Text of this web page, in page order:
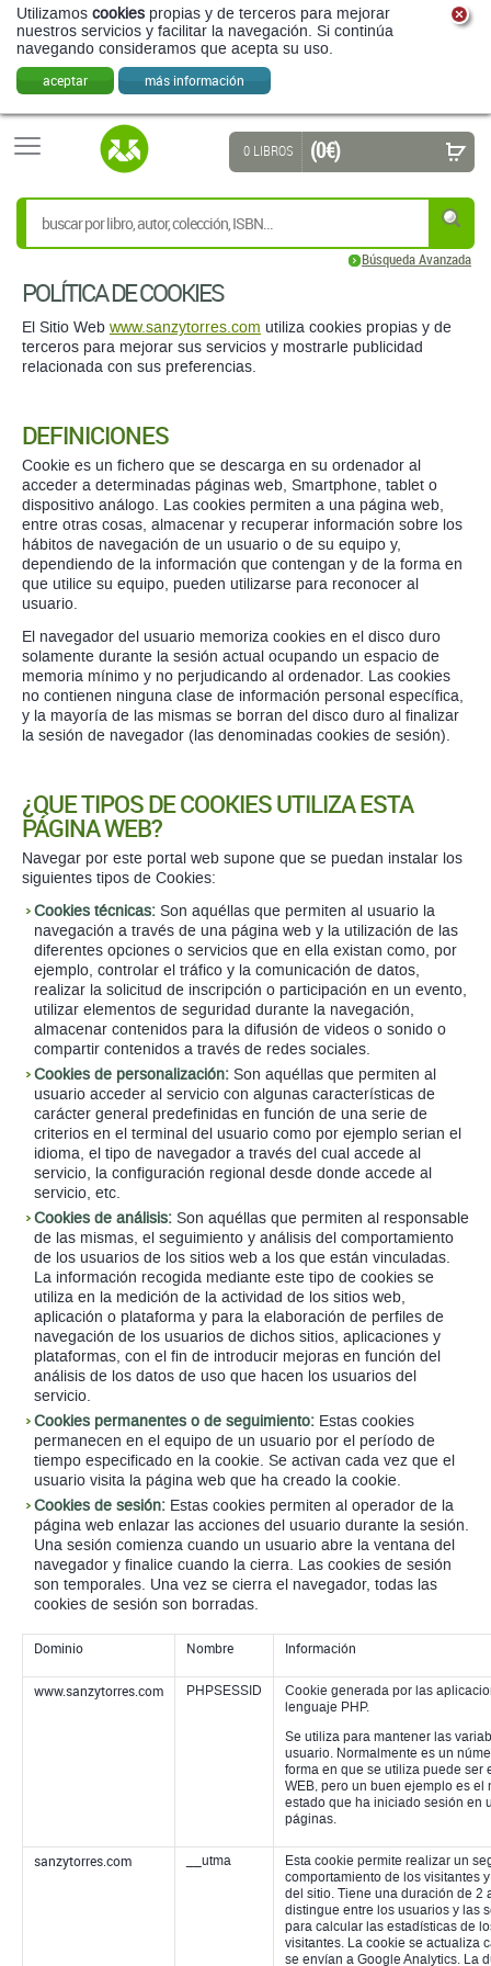
Utilizamos cookies propias y de terceros para mejorar
nuestros servicios y facilitar la navegación. Si continúa
navegando consideramos que acepta su uso.
aceptar más información
Búsqueda Avanzada
0 LIBROS (0 €)
POLÍTICA DE COOKIES
El Sitio Web www.sanzytorres.com utiliza cookies propias y de
terceros para mejorar sus servicios y mostrarle publicidad
relacionada con sus preferencias.
DEFINICIONES
Cookie es un fichero que se descarga en su ordenador al
acceder a determinadas páginas web, Smartphone, tablet o
dispositivo análogo. Las cookies permiten a una página web,
entre otras cosas, almacenar y recuperar información sobre los
hábitos de navegación de un usuario o de su equipo y,
dependiendo de la información que contengan y de la forma en
que utilice su equipo, pueden utilizarse para reconocer al
usuario.
El navegador del usuario memoriza cookies en el disco duro
solamente durante la sesión actual ocupando un espacio de
memoria mínimo y no perjudicando al ordenador. Las cookies
no contienen ninguna clase de información personal específica,
y la mayoría de las mismas se borran del disco duro al finalizar
la sesión de navegador (las denominadas cookies de sesión).
¿QUE TIPOS DE COOKIES UTILIZA ESTA
PÁGINA WEB?
Navegar por este portal web supone que se puedan instalar los
siguientes tipos de Cookies:
Cookies técnicas: Son aquéllas que permiten al usuario la
navegación a través de una página web y la utilización de las
diferentes opciones o servicios que en ella existan como, por
ejemplo, controlar el tráfico y la comunicación de datos,
realizar la solicitud de inscripción o participación en un evento,
utilizar elementos de seguridad durante la navegación,
almacenar contenidos para la difusión de videos o sonido o
compartir contenidos a través de redes sociales.
Cookies de personalización: Son aquéllas que permiten al
usuario acceder al servicio con algunas características de
carácter general predefinidas en función de una serie de
criterios en el terminal del usuario como por ejemplo serian el
idioma, el tipo de navegador a través del cual accede al
servicio, la configuración regional desde donde accede al
servicio, etc.
Cookies de análisis: Son aquéllas que permiten al responsable
de las mismas, el seguimiento y análisis del comportamiento
de los usuarios de los sitios web a los que están vinculadas.
La información recogida mediante este tipo de cookies se
utiliza en la medición de la actividad de los sitios web,
aplicación o plataforma y para la elaboración de perfiles de
navegación de los usuarios de dichos sitios, aplicaciones y
plataformas, con el fin de introducir mejoras en función del
análisis de los datos de uso que hacen los usuarios del
servicio.
Cookies permanentes o de seguimiento: Estas cookies
permanecen en el equipo de un usuario por el período de
tiempo especificado en la cookie. Se activan cada vez que el
usuario visita la página web que ha creado la cookie.
Cookies de sesión: Estas cookies permiten al operador de la
página web enlazar las acciones del usuario durante la sesión.
Una sesión comienza cuando un usuario abre la ventana del
navegador y finalice cuando la cierra. Las cookies de sesión
son temporales. Una vez se cierra el navegador, todas las
cookies de sesión son borradas.
Dominio Nombre Información
www.sanzytorres.com PHPSESSID
Cookie generada por las
lenguaje PHP.
Se utiliza para mantener las
usuario. Normalmente es un
forma en que se utiliza puede ser
WEB, pero un buen ejemplo es el
estado que ha iniciado sesión en
páginas.
sanzytorres.com __utma
Esta cookie permite realizar un
comportamiento de los visitantes
del sitio. Tiene una duración de 2
distingue entre los usuarios y las
para calcular las estadísticas de
visitantes. La cookie se actualiza
se envían a Google Analytics. La